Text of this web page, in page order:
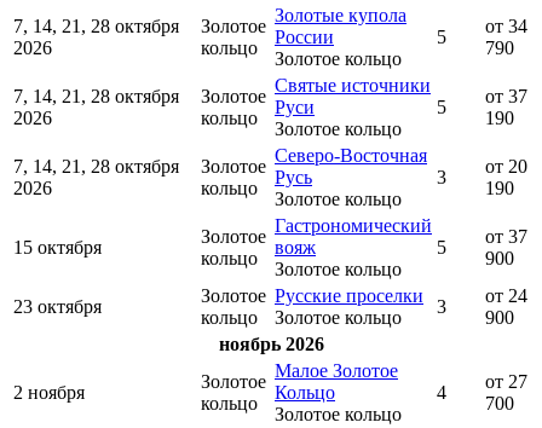
7, 14, 21, 28 октября
2026
Золотое
кольцо
Золотые купола
России
Золотое кольцо
5
от 34
790
7, 14, 21, 28 октября
2026
Золотое
кольцо
Святые источники
Руси
Золотое кольцо
5
от 37
190
7, 14, 21, 28 октября
2026
Золотое
кольцо
Северо-Восточная
Русь
Золотое кольцо
3
от 20
190
15 октября
Золотое
кольцо
Гастрономический
вояж
Золотое кольцо
5
от 37
900
23 октября
Золотое
кольцо
Русские проселки
Золотое кольцо
3
от 24
900
ноябрь 2026
2 ноября
Золотое
кольцо
Малое Золотое
Кольцо
Золотое кольцо
4
от 27
700